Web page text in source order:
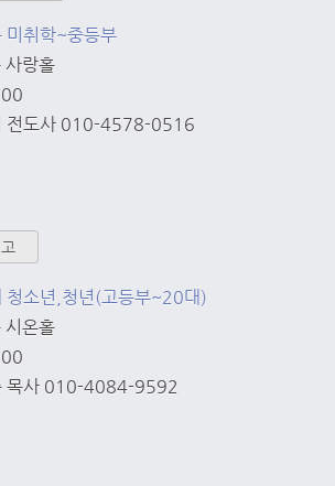
미취학~중등부
사랑홀
전도사 010-4578-0516
청소년,청년(고등부~20대)
시온홀
목사 010-4084-9592